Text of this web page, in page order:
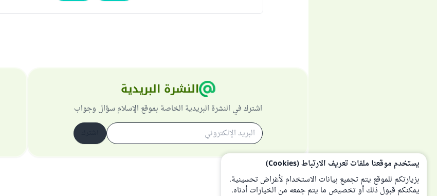
النشرة البريدية
اشترك في النشرة البريدية الخاصة بموقع الإسلام سؤال وجواب
يستخدم موقعنا ملفات تعريف الارتباط (Cookies)
بزيارتكم للموقع يتم تجميع بيانات الاستخدام لأغراض تحسينية.
يمكنكم قبول ذلك أو تخصيص ما يتم جمعه من الخيارات أدناه.